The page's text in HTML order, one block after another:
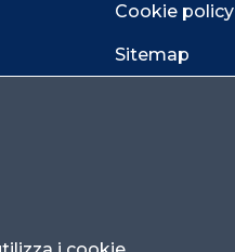
Cookie policy
Sitemap